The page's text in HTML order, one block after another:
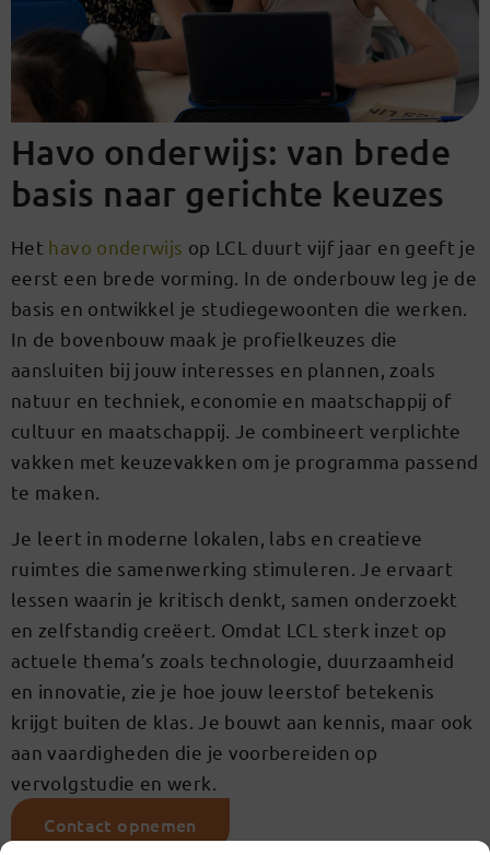
Havo onderwijs: van brede
basis naar gerichte keuzes
Het havo onderwijs op LCL duurt vijf jaar en geeft je
eerst een brede vorming. In de onderbouw leg je de
basis en ontwikkel je studiegewoonten die werken.
In de bovenbouw maak je profielkeuzes die
aansluiten bij jouw interesses en plannen, zoals
natuur en techniek, economie en maatschappij of
cultuur en maatschappij. Je combineert verplichte
vakken met keuzevakken om je programma passend
te maken.
Je leert in moderne lokalen, labs en creatieve
ruimtes die samenwerking stimuleren. Je ervaart
lessen waarin je kritisch denkt, samen onderzoekt
en zelfstandig creëert. Omdat LCL sterk inzet op
actuele thema’s zoals technologie, duurzaamheid
en innovatie, zie je hoe jouw leerstof betekenis
krijgt buiten de klas. Je bouwt aan kennis, maar ook
aan vaardigheden die je voorbereiden op
vervolgstudie en werk.
Contact opnemen